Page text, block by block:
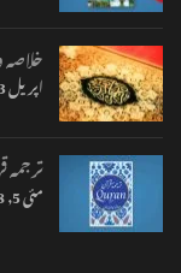
اپریل 23, 2018
ترجمہ
مئی 5, 2018